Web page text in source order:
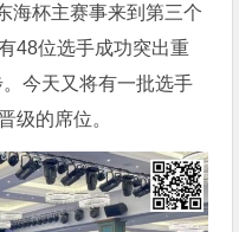
海杯主赛事来到第三个
48位选手成功突出重
今天又将有一批选手
级的席位。